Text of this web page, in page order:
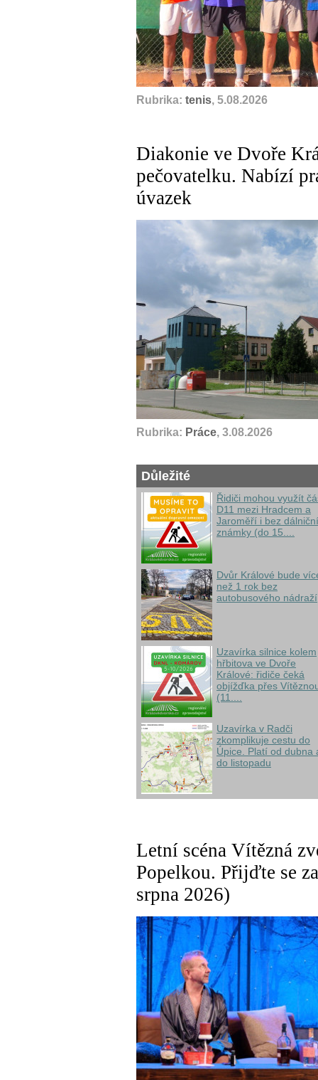
Rubrika: tenis, 5.08.2026
Diakonie ve Dvoře
pečovatelku. Nabízí
úvazek
Rubrika: Práce, 3.08.2026
Důležité
Řidiči mohou využít
D11 mezi Hradcem a
Jaroměří i bez dálniční
známky (do 15....
Dvůr Králové bude
než 1 rok bez
autobusového nádraží
Uzavírka silnice kolem
hřbitova ve Dvoře
Králové: řidiče čeká
objížďka přes
(11....
Uzavírka v Radči
zkomplikuje cestu do
Úpice. Platí od dubna
do listopadu
Letní scéna Vítězná
Popelkou. Přijďte se
srpna 2026)